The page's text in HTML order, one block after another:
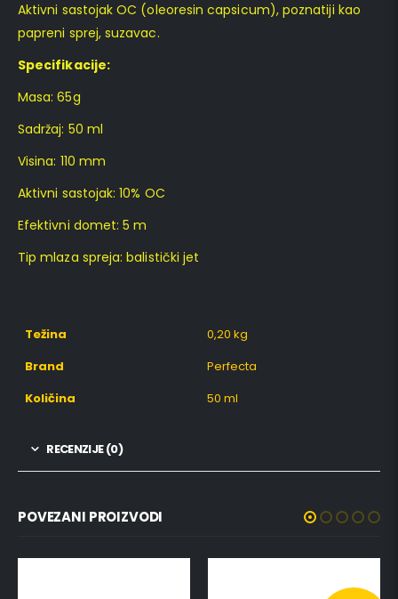
Aktivni sastojak OC (oleoresin capsicum), poznatiji kao
papreni sprej, suzavac.
Specifikacije:
Masa: 65g
Sadržaj: 50 ml
Visina: 110 mm
Aktivni sastojak: 10% OC
Efektivni domet: 5 m
Tip mlaza spreja: balistički jet
Težina
0,20 kg
Brand
Perfecta
Količina
50 ml
RECENZIJE (0)
POVEZANI PROIZVODI